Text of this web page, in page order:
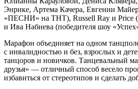
Энрике, Артема Качера, Евгении
«ПЕСНИ» на ТНТ), Russell Ray и Price
и Ива Набиева (победителя шоу
Марафон объединяет на одном
с инвалидностью и без, взрослых и
танцоров и новичков. Танцевальный
друзья» — отличный способ весело
избавиться от стереотипов и сделать